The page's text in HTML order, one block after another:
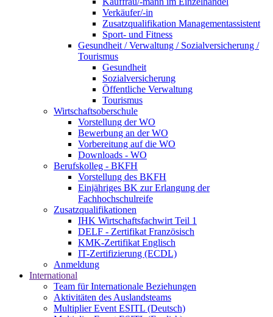
Verkäufer/-in
Zusatzqualifikation Managementassistent
Sport- und Fitness
Gesundheit / Verwaltung / Sozialversicherung /
Tourismus
Gesundheit
Sozialversicherung
Öffentliche Verwaltung
Tourismus
Wirtschaftsoberschule
Vorstellung der WO
Bewerbung an der WO
Vorbereitung auf die WO
Downloads - WO
Berufskolleg - BKFH
Vorstellung des BKFH
Einjähriges BK zur Erlangung der
Fachhochschulreife
Zusatzqualifikationen
IHK Wirtschaftsfachwirt Teil 1
DELF - Zertifikat Französisch
KMK-Zertifikat Englisch
IT-Zertifizierung (ECDL)
Anmeldung
International
Team für Internationale Beziehungen
Aktivitäten des Auslandsteams
Multiplier Event ESITL (Deutsch)